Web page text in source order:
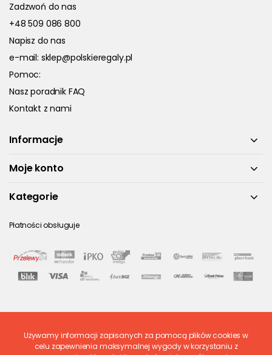
Zadzwoń do nas
+48 509 086 800
Napisz do nas
e-mail: sklep@polskieregaly.pl
Pomoc:
Nasz poradnik FAQ
Kontakt z nami
Informacje
Moje konto
Kategorie
Płatności obsługuje
Ostatnio ocenione
Używamy informacji zapisanych za pomocą plików cookies w
celu zapewnienia maksymalnej wygody w korzystaniu z